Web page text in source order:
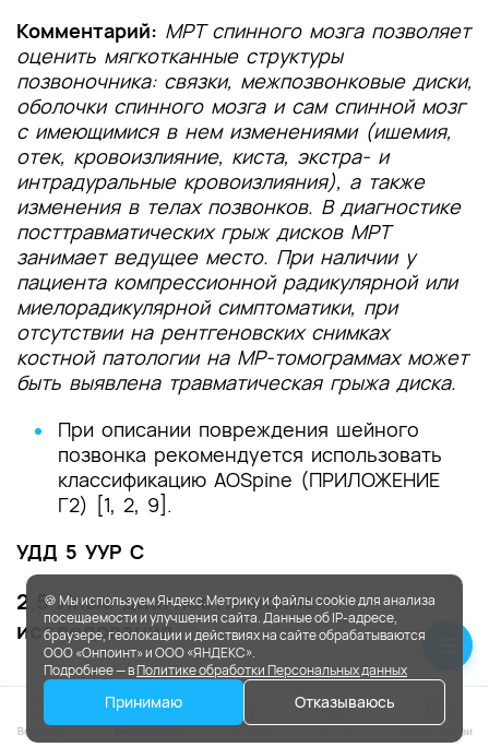
Комментарий: МРТ спинного мозга позволяет
оценить мягкотканные структуры
позвоночника: связки, межпозвонковые диски,
оболочки спинного мозга и сам спинной мозг
с имеющимися в нем изменениями (ишемия,
отек, кровоизлияние, киста, экстра- и
интрадуральные кровоизлияния), а также
изменения в телах позвонков. В диагностике
посттравматических грыж дисков МРТ
занимает ведущее место. При наличии у
пациента компрессионной радикулярной или
миелорадикулярной симптоматики, при
отсутствии на рентгеновских снимках
костной патологии на МР-томограммах может
быть выявлена травматическая грыжа диска.
При описании повреждения шейного
позвонка рекомендуется использовать
классификацию AOSpine (ПРИЛОЖЕНИЕ
Г2) [1, 2, 9].
УДД 5 УУР С
2.5 Иные диагностические
исследования
Рекомендуется
выполнение
рентгенографии шейного отдела
позвоночника в трех проекциях
🍪 Мы используем Яндекс.Метрику и файлы cookie для анализа
посещаемости и улучшения сайта. Данные об IP-адресе,
браузере, геолокации и действиях на сайте обрабатываются
ООО «Онпоинт» и ООО «ЯНДЕКС».
Подробнее — вПолитике обработки Персональных данных
Принимаю Отказываюсь